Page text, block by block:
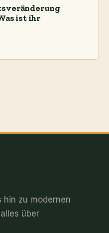
ist ihr
hin zu modernen
über